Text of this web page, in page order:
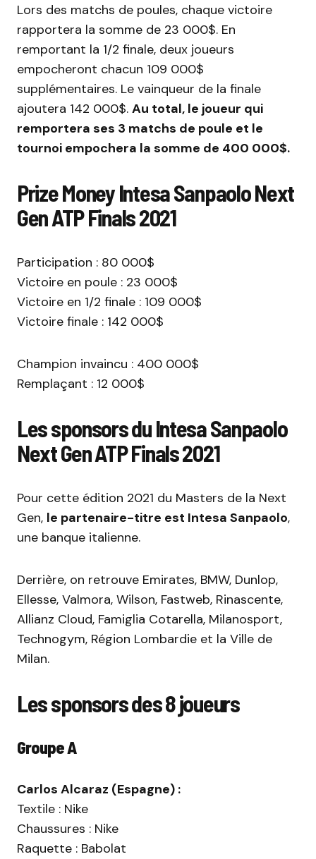
Lors des matchs de poules, chaque victoire
rapportera la somme de 23 000$. En
remportant la 1/2 finale, deux joueurs
empocheront chacun 109 000$
supplémentaires. Le vainqueur de la finale
ajoutera 142 000$. Au total, le joueur qui
remportera ses 3 matchs de poule et le
tournoi empochera la somme de 400 000$.
Prize Money Intesa Sanpaolo Next
Gen ATP Finals 2021
Participation : 80 000$
Victoire en poule : 23 000$
Victoire en 1/2 finale : 109 000$
Victoire finale : 142 000$
Champion invaincu : 400 000$
Remplaçant : 12 000$
Les sponsors du Intesa Sanpaolo
Next Gen ATP Finals 2021
Pour cette édition 2021 du Masters de la Next
Gen, le partenaire-titre est Intesa Sanpaolo,
une banque italienne.
Derrière, on retrouve Emirates, BMW, Dunlop,
Ellesse, Valmora, Wilson, Fastweb, Rinascente,
Allianz Cloud, Famiglia Cotarella, Milanosport,
Technogym, Région Lombardie et la Ville de
Milan.
Les sponsors des 8 joueurs
Groupe A
Carlos Alcaraz (Espagne) :
Textile : Nike
Chaussures : Nike
Raquette : Babolat